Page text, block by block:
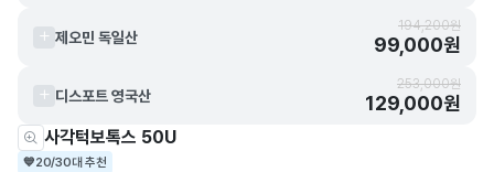
제오민 독일산
194,200원
99,000원
디스포트 영국산
253,000원
129,000원
사각턱보톡스 50U
💙20/30대 추천